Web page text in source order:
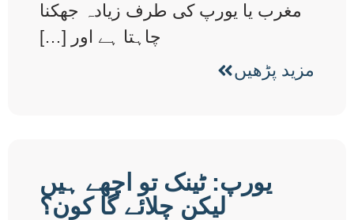
مغرب یا یورپ کی طرف زیادہ جھکنا
چاہتا ہے اور […]
مزید پڑھیں
یورپ: ٹینک تو اچھے ہیں
لیکن چلائے گا کون؟